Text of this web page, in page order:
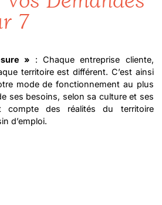
7
» : Chaque entreprise cliente,
territoire est différent. C’est ainsi
mode de fonctionnement au plus
ses besoins, selon sa culture et ses
compte des réalités du territoire
d’emploi.